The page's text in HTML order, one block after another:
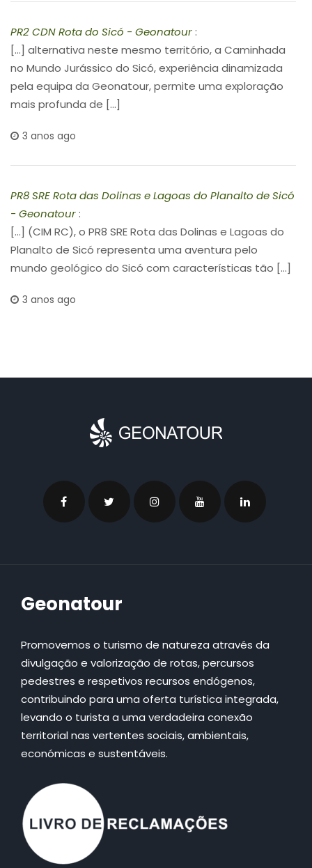
PR2 CDN Rota do Sicó - Geonatour :
[…] alternativa neste mesmo território, a Caminhada
no Mundo Jurássico do Sicó, experiência dinamizada
pela equipa da Geonatour, permite uma exploração
mais profunda de […]
3 anos ago
PR8 SRE Rota das Dolinas e Lagoas do Planalto de Sicó
- Geonatour :
[…] (CIM RC), o PR8 SRE Rota das Dolinas e Lagoas do
Planalto de Sicó representa uma aventura pelo
mundo geológico do Sicó com características tão […]
3 anos ago
Geonatour
Promovemos o turismo de natureza através da
divulgação e valorização de rotas, percursos
pedestres e respetivos recursos endógenos,
contribuindo para uma oferta turística integrada,
levando o turista a uma verdadeira conexão
territorial nas vertentes sociais, ambientais,
económicas e sustentáveis.